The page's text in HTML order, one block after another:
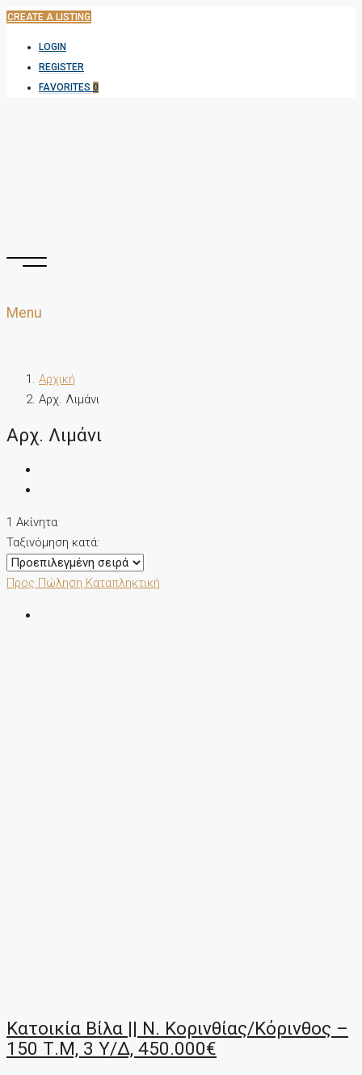
CREATE A LISTING
LOGIN
REGISTER
FAVORITES 0
Menu
Αρχική
Αρχ. Λιμάνι
Αρχ. Λιμάνι
1 Ακίνητα
Ταξινόμηση κατά:
Προς Πώληση Καταπληκτική
Κατοικία Βίλα || Ν. Κορινθίας/Κόρινθος –
150 Τ.μ, 3 Υ/Δ, 450.000€